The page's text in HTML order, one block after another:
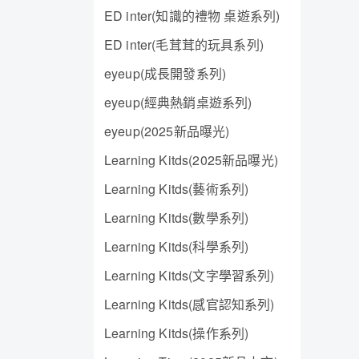
ED inter(知識的禮物 桌遊系列)
ED inter(毛茸茸的玩具系列)
eyeup(成長開發系列)
eyeup(經典熱銷桌遊系列)
eyeup(2025新品曝光)
Learning Kitds(2025新品曝光)
Learning Kitds(藝術系列)
Learning Kitds(數學系列)
Learning Kitds(科學系列)
Learning Kitds(文字學習系列)
Learning Kitds(感官認知系列)
Learning Kitds(操作系列)